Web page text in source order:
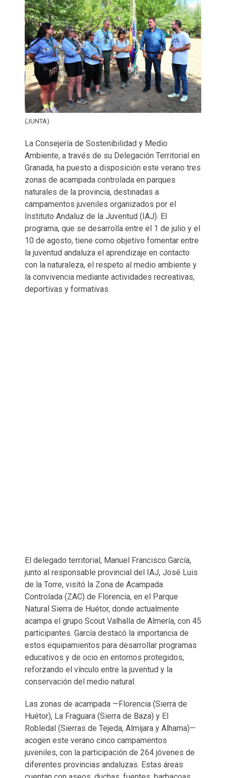
(JUNTA)
La Consejería de Sostenibilidad y Medio
Ambiente, a través de su Delegación Territorial en
Granada, ha puesto a disposición este verano tres
zonas de acampada controlada en parques
naturales de la provincia, destinadas a
campamentos juveniles organizados por el
Instituto Andaluz de la Juventud (IAJ). El
programa, que se desarrolla entre el 1 de julio y el
10 de agosto, tiene como objetivo fomentar entre
la juventud andaluza el aprendizaje en contacto
con la naturaleza, el respeto al medio ambiente y
la convivencia mediante actividades recreativas,
deportivas y formativas.
El delegado territorial, Manuel Francisco García,
junto al responsable provincial del IAJ, José Luis
de la Torre, visitó la Zona de Acampada
Controlada (ZAC) de Florencia, en el Parque
Natural Sierra de Huétor, donde actualmente
acampa el grupo Scout Valhalla de Almería, con 45
participantes. García destacó la importancia de
estos equipamientos para desarrollar programas
educativos y de ocio en entornos protegidos,
reforzando el vínculo entre la juventud y la
conservación del medio natural.
Las zonas de acampada —Florencia (Sierra de
Huétor), La Fraguara (Sierra de Baza) y El
Robledal (Sierras de Tejeda, Almijara y Alhama)—
acogen este verano cinco campamentos
juveniles, con la participación de 264 jóvenes de
diferentes provincias andaluzas. Estas áreas